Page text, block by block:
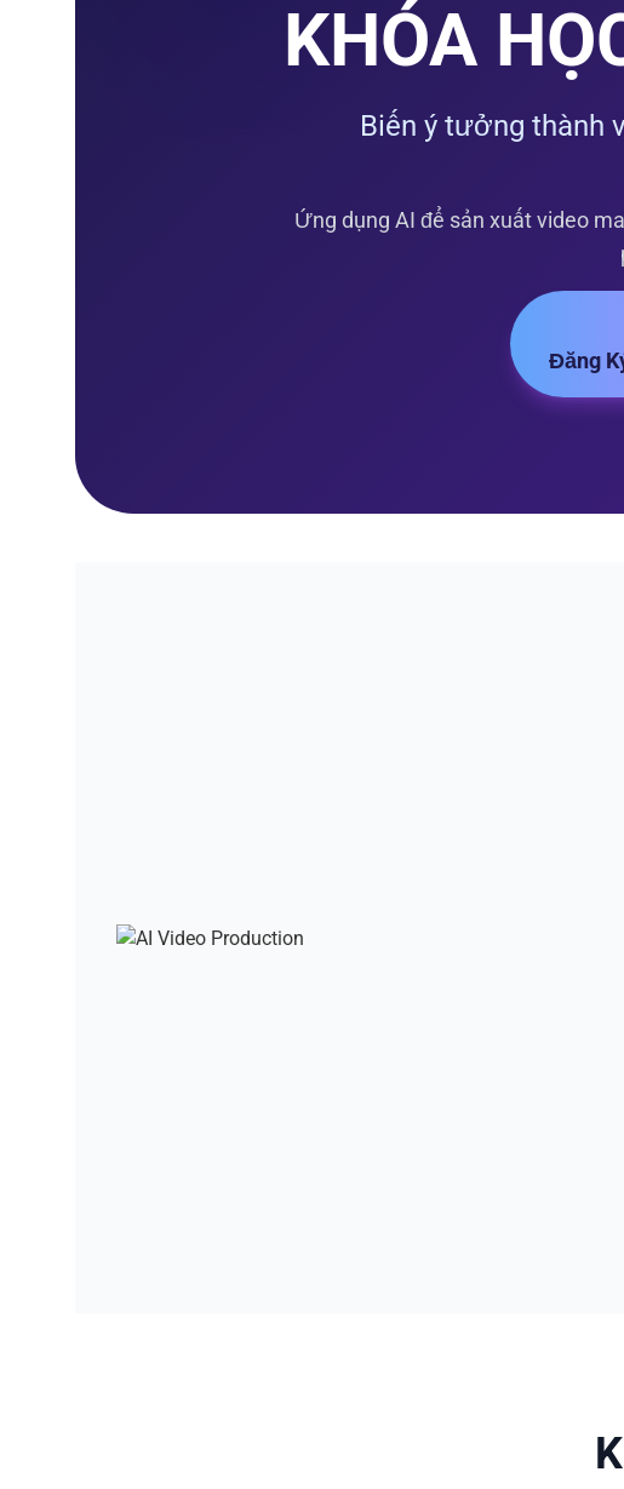
KHÓA
Biến ý tưởng thành
Ứng dụng AI để sản xuất video
Đăng